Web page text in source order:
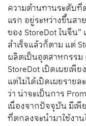
ความต้านทานระดับที่
แรก อยู่ระหว่างขึ้นสา
ของ StoreDot ในจีน
สำเร็จแล้วก็ตาม แต่
ผลิตเป็นอุตสาหกรร
StoreDot เปิดเผยเพี
แต่ไม่ได้เปิดเผยราย
ว่า น่าจะเป็นการ
เนื่องจากปัจจุบัน มีเพี
ที่ตกลงจะนำมาใช้งา